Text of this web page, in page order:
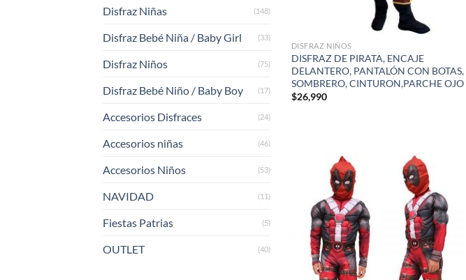
Disfraz Niñas (148)
Disfraz Bebé Niña / Baby Girl (33)
Disfraz Niños (75)
Disfraz Bebé Niño / Baby Boy (17)
Accesorios Disfraces (24)
Accesorios niñas (46)
Accesorios Niños (53)
NAVIDAD (11)
Fiestas Patrias (5)
OUTLET (40)
DISFRAZ NIÑOS
DISFRAZ DE PIRATA, ENCAJE
DELANTERO, PANTALÓN CON BOTAS,
SOMBRERO, CINTURON,PARCHE OJO
$26,990